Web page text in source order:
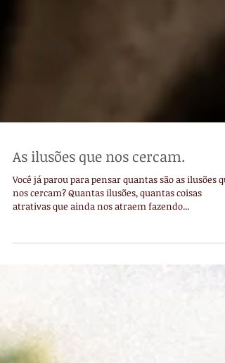
As ilusões que nos cercam.
Você já parou para pensar quantas são as ilusões
atrativas que ainda nos atraem fazendo...